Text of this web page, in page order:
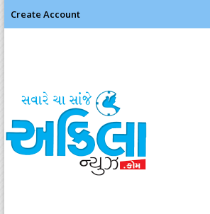
Create Account